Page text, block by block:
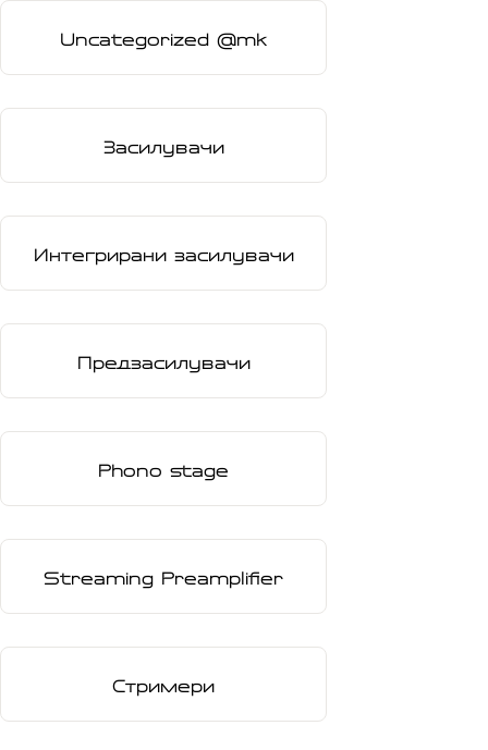
Uncategorized @mk
Засилувачи
Интегрирани засилувачи
Предзасилувачи
Phono stage
Streaming Preamplifier
Стримери